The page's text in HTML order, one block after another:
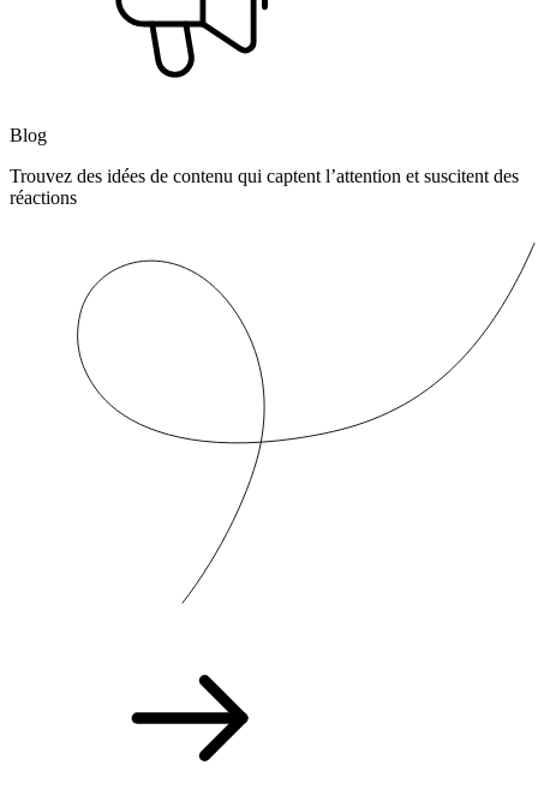
Blog
Trouvez des idées de contenu qui captent l’attention et suscitent des
réactions